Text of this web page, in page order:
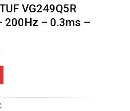
VG249Q5R
200Hz – 0.3ms –
(23.8 inch - IPS - FHD - 200Hz - 0.3ms